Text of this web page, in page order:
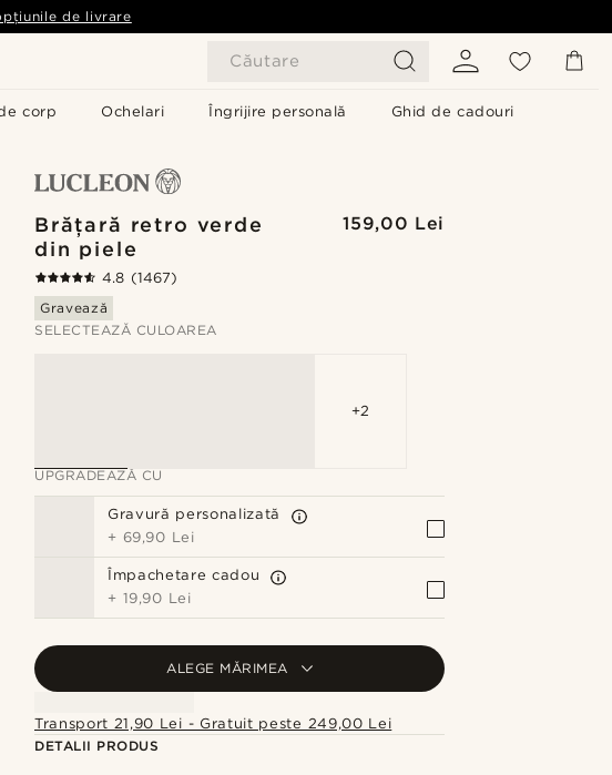
Căutare
corp Ochelari Îngrijire personală Ghid de cadouri
de livrare
Brățară retro verde
din piele
159,00 Lei
4.8 (1467)
Gravează
SELECTEAZĂ CULOAREA
+2
UPGRADEAZĂ CU
Gravură personalizată
+ 69,90 Lei
Împachetare cadou
+ 19,90 Lei
ALEGE MĂRIMEA
Transport 21,90 Lei - Gratuit peste 249,00 Lei
DETALII PRODUS